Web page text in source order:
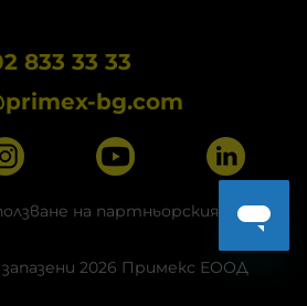
833 33 33
bg.com
на партньорския портал
2026 Примекс ЕООД